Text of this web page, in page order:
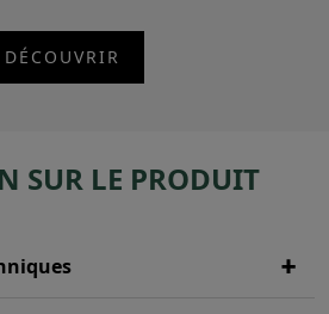
DÉCOUVRIR
SUR LE PRODUIT